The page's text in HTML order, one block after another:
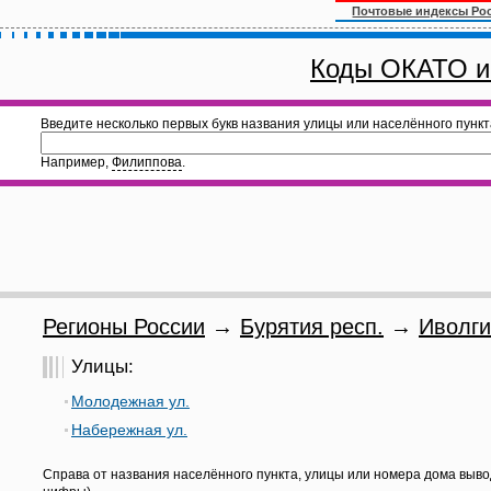
Почтовые индексы
Коды ОКАТО
Введите несколько первых букв названия улицы или населённого
Например, Филиппова.
Регионы России → Бурятия респ. →
Улицы:
Молодежная ул.
Набережная ул.
Справа от названия населённого пункта, улицы или номера дома